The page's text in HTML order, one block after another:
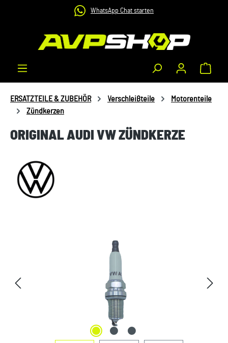
Zum Hauptinhalt springen WhatsApp Chat starten
ERSATZTEILE & ZUBEHÖR Verschleißteile
Motorenteile
Zündkerzen
ORIGINAL AUDI VW ZÜNDKERZE